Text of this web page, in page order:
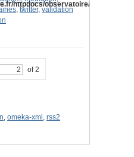
httpdocs/observatoire/application/
, twitter, validation
of 2
, omeka-xml , rss2